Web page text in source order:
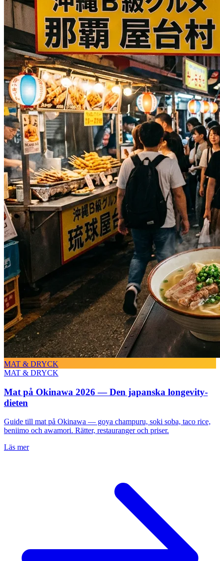
MAT & DRYCK
MAT & DRYCK
Mat på Okinawa 2026 — Den japanska longevity-
dieten
Guide till mat på Okinawa — goya champuru, soki soba, taco rice,
beniimo och awamori. Rätter, restauranger och priser.
Läs mer